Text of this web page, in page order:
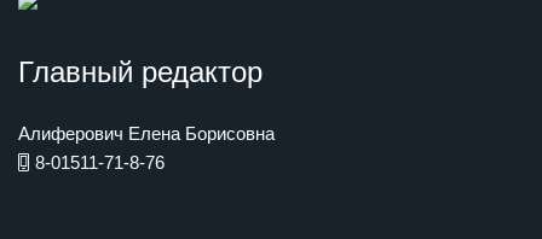
Главный редактор
Алиферович Елена Борисовна
8-01511-71-8-76